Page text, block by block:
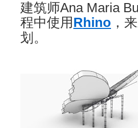
建筑师Ana Maria
程中使用Rhino ，
划。